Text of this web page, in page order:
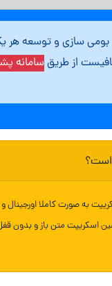
بومی سازی و توسعه
از طریقسامانه
است؟
به صورت کاملا
اسکریپت متن باز و بدون